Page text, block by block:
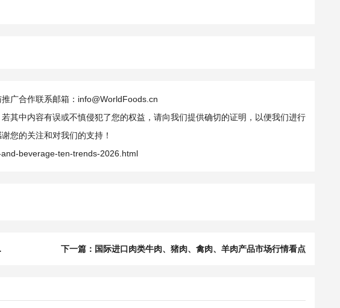
广合作联系邮箱：info@WorldFoods.cn
其中内容有误或不慎侵犯了您的权益，请向我们提供确切的证明，以便我们进行
您的关注和对我们的支持！
beverage-ten-trends-2026.html
下一篇： 国际进口肉类牛肉、猪肉、禽肉、羊肉产品市场行情看点